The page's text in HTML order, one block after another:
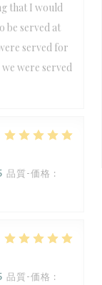
that I would
be served at
served for
were served
品質-価格 :
品質-価格 :